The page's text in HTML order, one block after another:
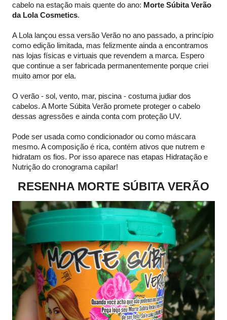
cabelo na estação mais quente do ano: Morte Súbita Verão
da Lola Cosmetics.
A Lola lançou essa versão Verão no ano passado, a princípio
como edição limitada, mas felizmente ainda a encontramos
nas lojas físicas e virtuais que revendem a marca. Espero
que continue a ser fabricada permanentemente porque criei
muito amor por ela.
O verão - sol, vento, mar, piscina - costuma judiar dos
cabelos. A Morte Súbita Verão promete proteger o cabelo
dessas agressões e ainda conta com proteção UV.
Pode ser usada como condicionador ou como máscara
mesmo. A composição é rica, contém ativos que nutrem e
hidratam os fios. Por isso aparece nas etapas Hidratação e
Nutrição do cronograma capilar!
RESENHA MORTE SÚBITA VERÃO